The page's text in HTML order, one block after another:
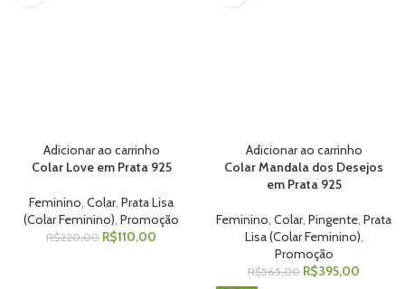
Adicionar ao carrinho
Colar Love em Prata 925
Feminino, Colar, Prata Lisa
(Colar Feminino), Promoção
R$220,00 R$110,00
Adicionar ao carrinho
Colar Mandala dos Desejos
em Prata 925
Feminino, Colar, Pingente, Prata
Lisa (Colar Feminino),
Promoção
R$565,00 R$395,00